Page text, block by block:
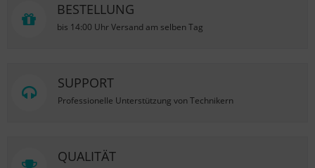
BESTELLUNG
bis 14:00 Uhr Versand am selben Tag
SUPPORT
Professionelle Unterstützung von Technikern
QUALITÄT